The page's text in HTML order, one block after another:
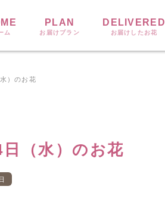
ム
PLAN
お届けプラン
DELIVERED
お届けしたお花
）のお花
（水）のお花